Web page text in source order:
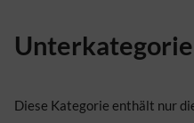
Diese Kategorie enthält nur